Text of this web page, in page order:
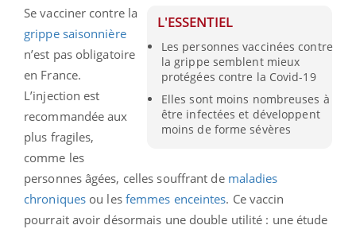
L'ESSENTIEL
Les personnes vaccinées contre
la grippe semblent mieux
protégées contre la Covid-19
Elles sont moins nombreuses à
être infectées et développent
moins de forme sévères
Se vacciner contre la
grippe saisonnière
n’est pas obligatoire
en France.
L’injection est
recommandée aux
plus fragiles,
comme les
personnes âgées, celles souffrant de maladies
chroniques ou les femmes enceintes. Ce vaccin
pourrait avoir désormais une double utilité : une étude